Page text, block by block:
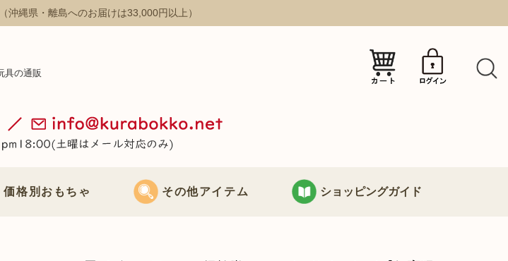
（沖縄県・離島へのお届けは33,000円以上）
具の通販
価格別おもちゃ その他アイテム ショッピングガイド